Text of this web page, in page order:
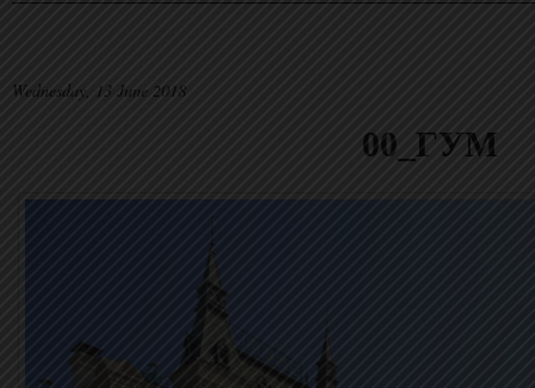
Wednesday, 13 June 2018
00_ГУМ